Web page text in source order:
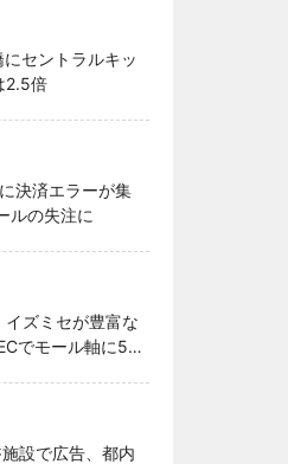
セントラルキッ
2.5倍
決済エラーが集
ルの失注に
イズミセが豊富な
でモール軸に50
設で広告、都内